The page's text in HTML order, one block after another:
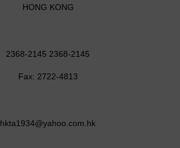
HONG KONG
2368-2145 2368-2145
Fax: 2722-4813
hkta1934@yahoo.com.hk